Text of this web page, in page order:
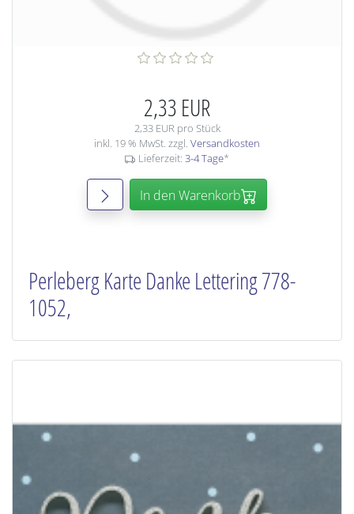
2,33 EUR
2,33 EUR pro Stück
inkl. 19 % MwSt. zzgl. Versandkosten
Lieferzeit: 3-4 Tage*
In den Warenkorb
Perleberg Karte Danke Lettering 778-
1052,